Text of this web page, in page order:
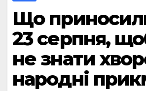
Що
23 серпня,
не знати
народні